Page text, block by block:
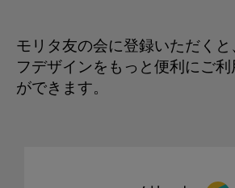
モリタ友の会に登録いただくと
フデザインをもっと便利にご
ができます。